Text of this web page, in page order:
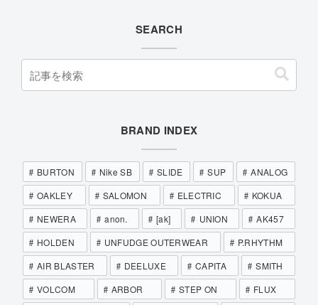
SEARCH
BRAND INDEX
BURTON Nike SB SLIDE SUP
ANALOG
OAKLEY
SALOMON ELECTRIC
KOKUA
NEWERA
anon. [ak] UNION
AK457
HOLDEN
UNFUDGE OUTERWEAR
P.RHYTHM
AIR BLASTER
DEELUXE CAPITA
SMITH
VOLCOM
ARBOR STEP ON
FLUX